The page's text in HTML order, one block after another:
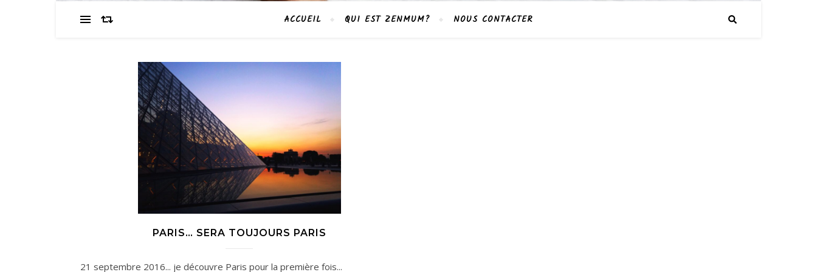
ACCUEIL QUI EST ZENMUM? NOUS CONTACTER
PARIS… SERA TOUJOURS PARIS
21 septembre 2016... je découvre Paris pour la première fois...